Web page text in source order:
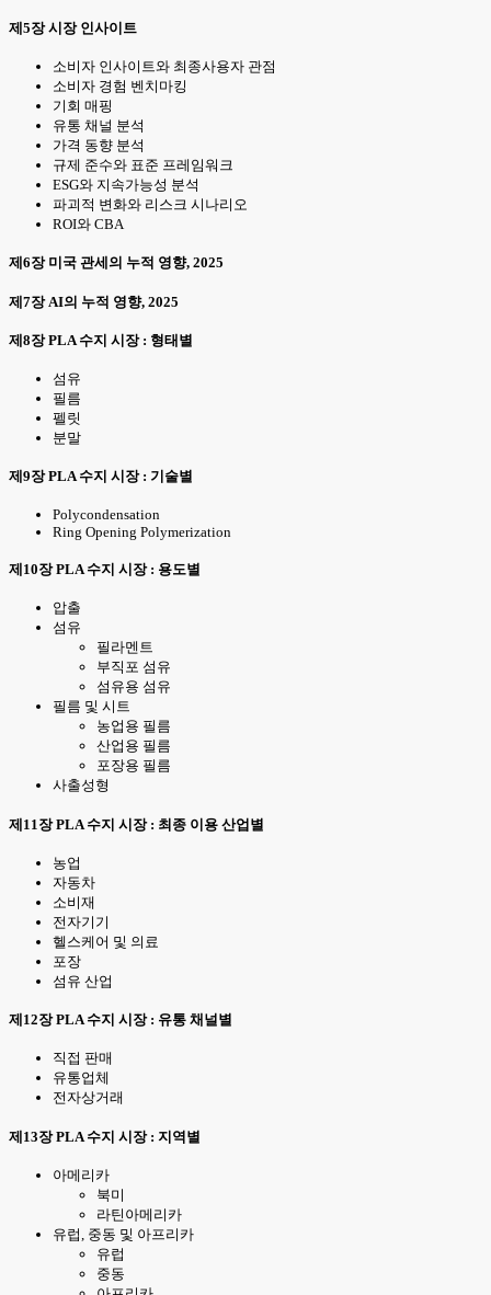
제5장 시장 인사이트
소비자 인사이트와 최종사용자 관점
소비자 경험 벤치마킹
기회 매핑
유통 채널 분석
가격 동향 분석
규제 준수와 표준 프레임워크
ESG와 지속가능성 분석
파괴적 변화와 리스크 시나리오
ROI와 CBA
제6장 미국 관세의 누적 영향, 2025
제7장 AI의 누적 영향, 2025
제8장 PLA 수지 시장 : 형태별
섬유
필름
펠릿
분말
제9장 PLA 수지 시장 : 기술별
Polycondensation
Ring Opening Polymerization
제10장 PLA 수지 시장 : 용도별
압출
섬유
필라멘트
부직포 섬유
섬유용 섬유
필름 및 시트
농업용 필름
산업용 필름
포장용 필름
사출성형
제11장 PLA 수지 시장 : 최종 이용 산업별
농업
자동차
소비재
전자기기
헬스케어 및 의료
포장
섬유 산업
제12장 PLA 수지 시장 : 유통 채널별
직접 판매
유통업체
전자상거래
제13장 PLA 수지 시장 : 지역별
아메리카
북미
라틴아메리카
유럽, 중동 및 아프리카
유럽
중동